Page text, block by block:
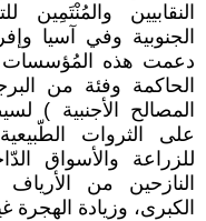
النقابيين
الجنوبية وفي آسيا
دعمت هذه المُؤسسات
الحاكمة وفئة من
المصالح الأجنبية )
على الثروات
للزراعة والأسواق
النازحين من
الكبرى، وزيادة الهجرة